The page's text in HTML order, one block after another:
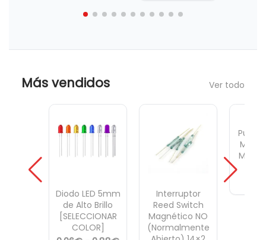
Más vendidos Ver todo
Diodo LED 5mm
de Alto Brillo
[SELECCIONAR
COLOR]
Interruptor
Reed Switch
Magnético NO
(Normalmente
Mini